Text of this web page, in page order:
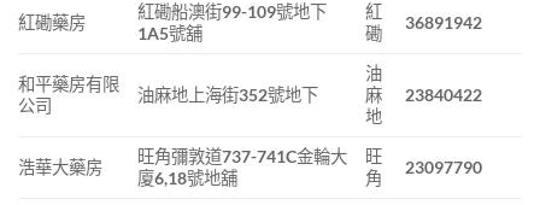
紅磡藥房
紅磡船澳街99-109號地下
1A5號舖
紅
磡
36891942
和平藥房有限
公司
油麻地上海街352號地下
油
麻
地
23840422
浩華大藥房
旺角彌敦道737-741C金輪大
廈6,18號地舖
旺
角
23097790